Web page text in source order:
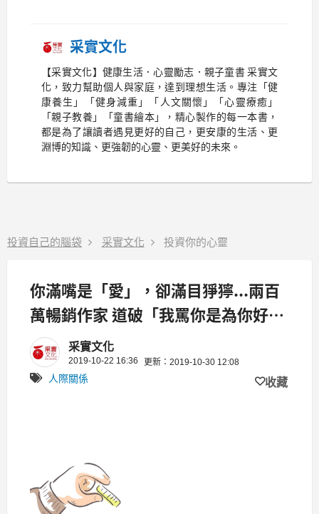
采實文化
【采實文化】健康生活．心靈勵志．親子童書 采實文
化，致力幫助個人與家庭，達到理想生活。專注「健
康養生」「健身減重」「人文關懷」「心靈療癒」
「親子教養」「童書繪本」，精心製作的每一本書，
都是為了讓讀者遇見更好的自己，更安康的生活、更
淵博的知識、更強韌的心靈、更美好的未來。
投資自己的腦袋 采實文化 投資你的心靈
你滿嘴是「愛」，卻滿目猙獰...兩百
萬暢銷作家 道破「我罵你是為你好」
背後的自私真相！
采實文化
2019-10-22 16:36 更新：2019-10-30 12:08
人際關係 收藏